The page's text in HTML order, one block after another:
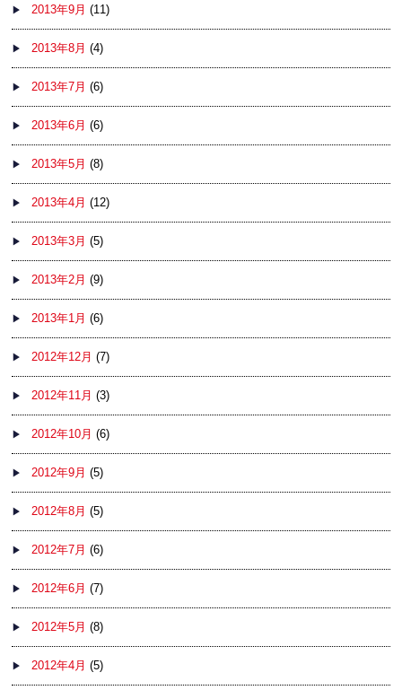
2013年9月 (11)
2013年8月 (4)
2013年7月 (6)
2013年6月 (6)
2013年5月 (8)
2013年4月 (12)
2013年3月 (5)
2013年2月 (9)
2013年1月 (6)
2012年12月 (7)
2012年11月 (3)
2012年10月 (6)
2012年9月 (5)
2012年8月 (5)
2012年7月 (6)
2012年6月 (7)
2012年5月 (8)
2012年4月 (5)